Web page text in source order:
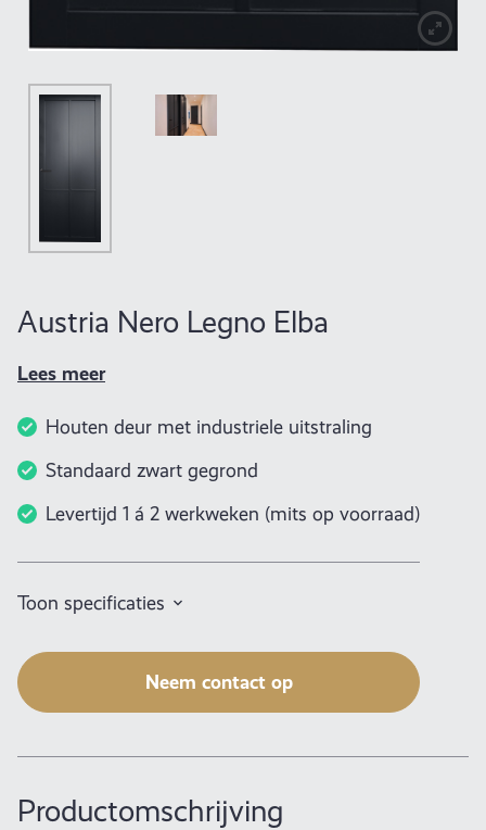
Austria Nero Legno Elba
Lees meer
Houten deur met industriele uitstraling
Standaard zwart gegrond
Levertijd 1 á 2 werkweken (mits op voorraad)
Toon specificaties
Neem contact op
Productomschrijving